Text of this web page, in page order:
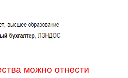
можно отнести